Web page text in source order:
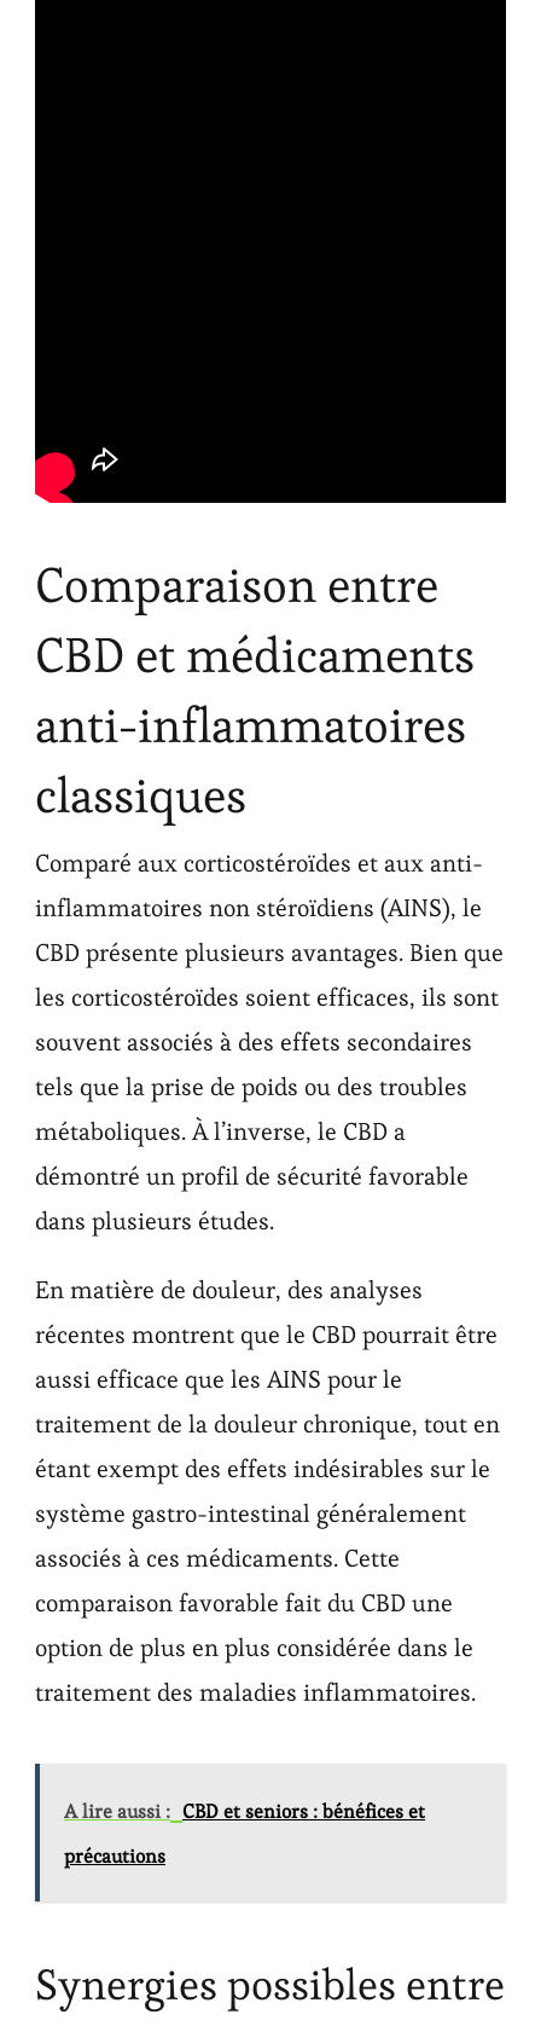
Comparaison entre
CBD et médicaments
anti-inflammatoires
classiques
Comparé aux corticostéroïdes et aux anti-
inflammatoires non stéroïdiens (AINS), le
CBD présente plusieurs avantages. Bien que
les corticostéroïdes soient efficaces, ils sont
souvent associés à des effets secondaires
tels que la prise de poids ou des troubles
métaboliques. À l’inverse, le CBD a
démontré un profil de sécurité favorable
dans plusieurs études.
En matière de douleur, des analyses
récentes montrent que le CBD pourrait être
aussi efficace que les AINS pour le
traitement de la douleur chronique, tout en
étant exempt des effets indésirables sur le
système gastro-intestinal généralement
associés à ces médicaments. Cette
comparaison favorable fait du CBD une
option de plus en plus considérée dans le
traitement des maladies inflammatoires.
A lire aussi : CBD et seniors : bénéfices et
précautions
Synergies possibles entre